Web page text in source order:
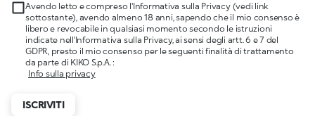
Avendo letto e compreso l'Informativa sulla Privacy (vedi link
sottostante), avendo almeno 18 anni, sapendo che il mio consenso è
libero e revocabile in qualsiasi momento secondo le istruzioni
indicate nell'Informativa sulla Privacy, ai sensi degli artt. 6 e 7 del
GDPR, presto il mio consenso per le seguenti finalità di trattamento
da parte di KIKO S.p.A. :
Info sulla privacy
ISCRIVITI